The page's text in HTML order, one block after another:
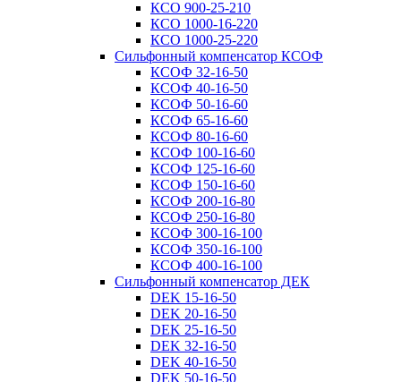
КСО 900-25-210
КСО 1000-16-220
КСО 1000-25-220
Сильфонный компенсатор КСОФ
КСОФ 32-16-50
КСОФ 40-16-50
КСОФ 50-16-60
КСОФ 65-16-60
КСОФ 80-16-60
КСОФ 100-16-60
КСОФ 125-16-60
КСОФ 150-16-60
КСОФ 200-16-80
КСОФ 250-16-80
КСОФ 300-16-100
КСОФ 350-16-100
КСОФ 400-16-100
Сильфонный компенсатор ДЕК
DEK 15-16-50
DEK 20-16-50
DEK 25-16-50
DEK 32-16-50
DEK 40-16-50
DEK 50-16-50